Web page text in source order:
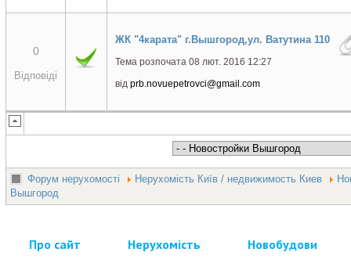
0
Відповіді
ЖК "4карата" г.Вышгород,ул. Ватутина 110
Тема розпочата 08 лют. 2016 12:27
від prb.novuepetrovci@gmail.com
Форум нерухомості Нерухомість Київ / недвижимость Киев
Вышгород
Про сайт Нерухомість Новобудови